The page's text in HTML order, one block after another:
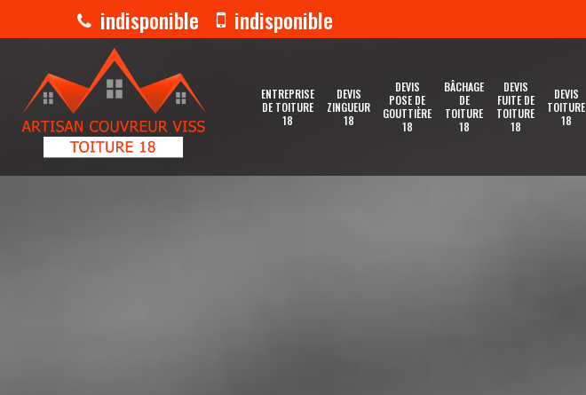
indisponible indisponible
ENTREPRISE
DE TOITURE
18
DEVIS
ZINGUEUR
18
DEVIS
POSE DE
GOUTTIÈRE
18
BÂCHAGE
DE
TOITURE
18
DEVIS
FUITE DE
TOITURE
18
DEVIS
TOITURE
18